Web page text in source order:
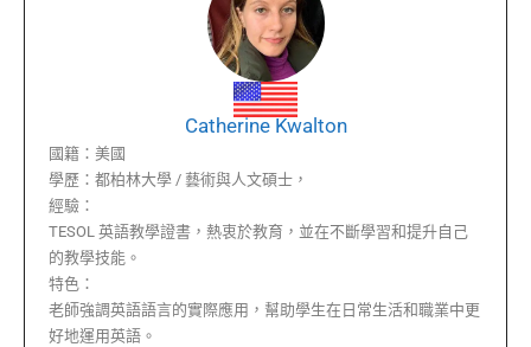
Catherine Kwalton
國籍： 美國
學歷： 都柏林大學 / 藝術與人文碩士，
經驗：
TESOL 英語教學證書，熱衷於教育，並在不斷學習和提升自己
的教學技能。
特色：
老師強調英語語言的實際應用，幫助學生在日常生活和職業中更
好地運用英語。